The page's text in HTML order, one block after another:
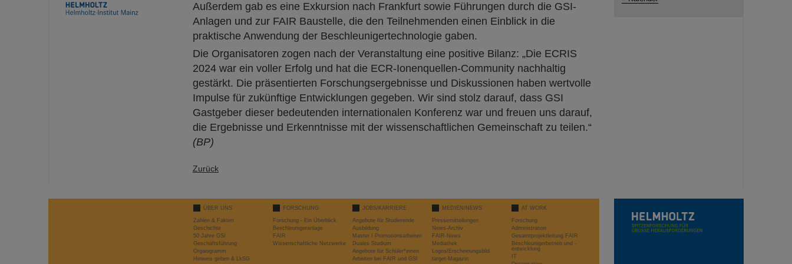
Außerdem gab es eine Exkursion nach Frankfurt sowie Führungen durch die GSI-
Anlagen und zur FAIR Baustelle, die den Teilnehmenden einen Einblick in die
praktische Anwendung der Beschleunigertechnologie gaben.
Die Organisatoren zogen nach der Veranstaltung eine positive Bilanz: „Die ECRIS
2024 war ein voller Erfolg und hat die ECR-Ionenquellen-Community nachhaltig
gestärkt. Die präsentierten Forschungsergebnisse und Diskussionen haben wertvolle
Impulse für zukünftige Entwicklungen gegeben. Wir sind stolz darauf, dass GSI
Gastgeber dieser bedeutenden internationalen Konferenz war und freuen uns darauf,
die Ergebnisse und Erkenntnisse mit der wissenschaftlichen Gemeinschaft zu teilen.“
(BP)
Zurück
ÜBER UNS
Zahlen & Fakten
Geschichte
50 Jahre GSI
Geschäftsführung
Organigramm
Hinweis geben & LkSG
FORSCHUNG
Forschung - Ein Überblick
Beschleunigeranlage
FAIR
Wissenschaftliche Netzwerke
JOBS/KARRIERE
Angebote für Studierende
Ausbildung
Master / Promotionsarbeiten
Duales Studium
Angebote für Schüler*innen
Arbeiten bei FAIR und GSI
MEDIEN/NEWS
Pressemitteilungen
News-Archiv
FAIR-News
Mediathek
Logos/Erscheinungsbild
target-Magazin
AT WORK
Forschung
Administration
Gesamtprojektleitung FAIR
Beschleunigerbetrieb und -
entwicklung
IT